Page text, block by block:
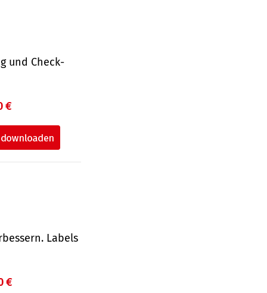
und Check­
€
Labels
€